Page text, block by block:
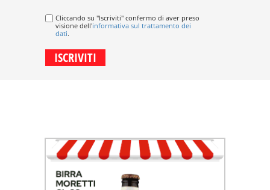
Cliccando su "Iscriviti" confermo di aver preso
visione dell'informativa sul trattamento dei
dati.